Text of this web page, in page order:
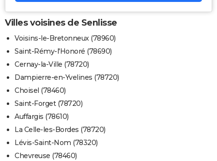
Villes voisines de Senlisse
Voisins-le-Bretonneux (78960)
Saint-Rémy-l'Honoré (78690)
Cernay-la-Ville (78720)
Dampierre-en-Yvelines (78720)
Choisel (78460)
Saint-Forget (78720)
Auffargis (78610)
La Celle-les-Bordes (78720)
Lévis-Saint-Nom (78320)
Chevreuse (78460)